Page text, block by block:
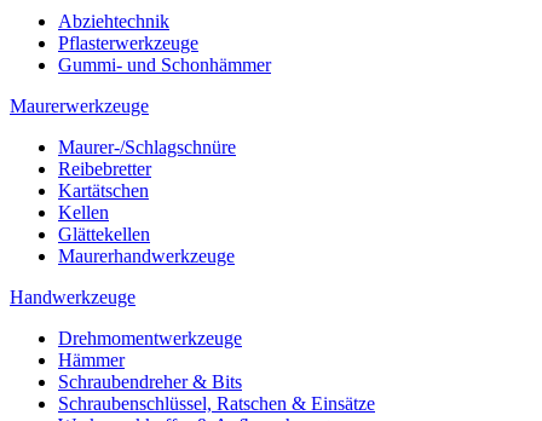
Abziehtechnik
Pflasterwerkzeuge
Gummi- und Schonhämmer
Maurerwerkzeuge
Maurer-/Schlagschnüre
Reibebretter
Kartätschen
Kellen
Glättekellen
Maurerhandwerkzeuge
Handwerkzeuge
Drehmomentwerkzeuge
Hämmer
Schraubendreher & Bits
Schraubenschlüssel, Ratschen & Einsätze